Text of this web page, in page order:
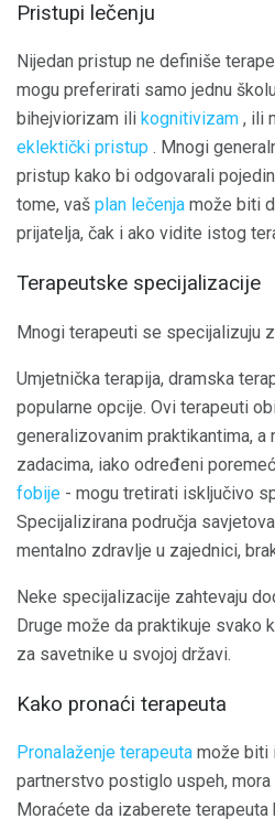
Pristupi lečenju
Nijedan pristup ne definiše
mogu preferirati samo jednu
bihejviorizam ili kognitivizam , ili
eklektički pristup . Mnogi
pristup kako bi odgovarali
tome, vaš plan lečenja može biti
prijatelja, čak i ako vidite istog
Terapeutske specijalizacije
Mnogi terapeuti se specijalizuju
Umjetnička terapija, dramska
popularne opcije. Ovi terapeuti
generalizovanim praktikantima, a
zadacima, iako određeni
fobije - mogu tretirati isključivo
Specijalizirana područja
mentalno zdravlje u zajednici,
Neke specijalizacije zahtevaju
Druge može da praktikuje svako
za savetnike u svojoj državi.
Kako pronaći terapeuta
Pronalaženje terapeuta može biti
partnerstvo postiglo uspeh,
Moraćete da izaberete terapeuta